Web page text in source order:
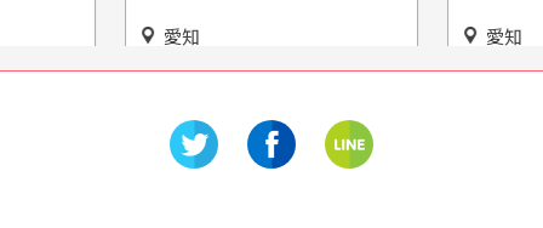
高山美
愛知
ロケ地にも使われる「博物館
を体感！
愛知
知って